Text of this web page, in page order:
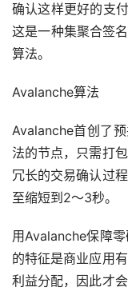
确认这样更好的支
这是一种集聚合签
算法。
Avalanche算法
Avalanche首创了
法的节点，只需打
冗长的交易确认过
至缩短到2～3秒。
用Avalanche保障
的特征是商业应用
利益分配，因此才